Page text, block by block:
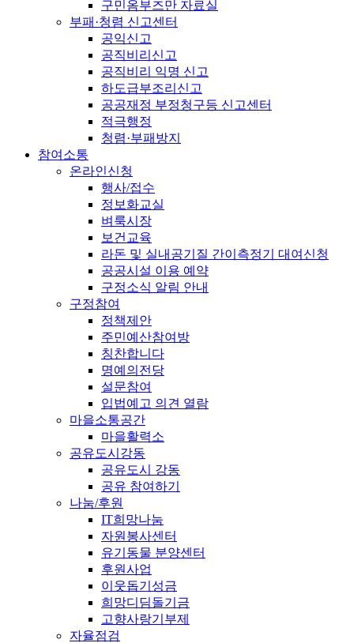
구민옴부즈만 자료실
부패·청렴 신고센터
공익신고
공직비리신고
공직비리 익명 신고
하도급부조리신고
공공재정 부정청구등 신고센터
적극행정
청렴·부패방지
참여소통
온라인신청
행사/접수
정보화교실
벼룩시장
보건교육
라돈 및 실내공기질 간이측정기 대여신청
공공시설 이용 예약
구정소식 알림 안내
구정참여
정책제안
주민예산참여방
칭찬합니다
명예의전당
설문참여
입법예고 의견 열람
마을소통공간
마을활력소
공유도시강동
공유도시 강동
공유 참여하기
나눔/후원
IT희망나눔
자원봉사센터
유기동물 분양센터
후원사업
이웃돕기성금
희망디딤돌기금
고향사랑기부제
자율점검